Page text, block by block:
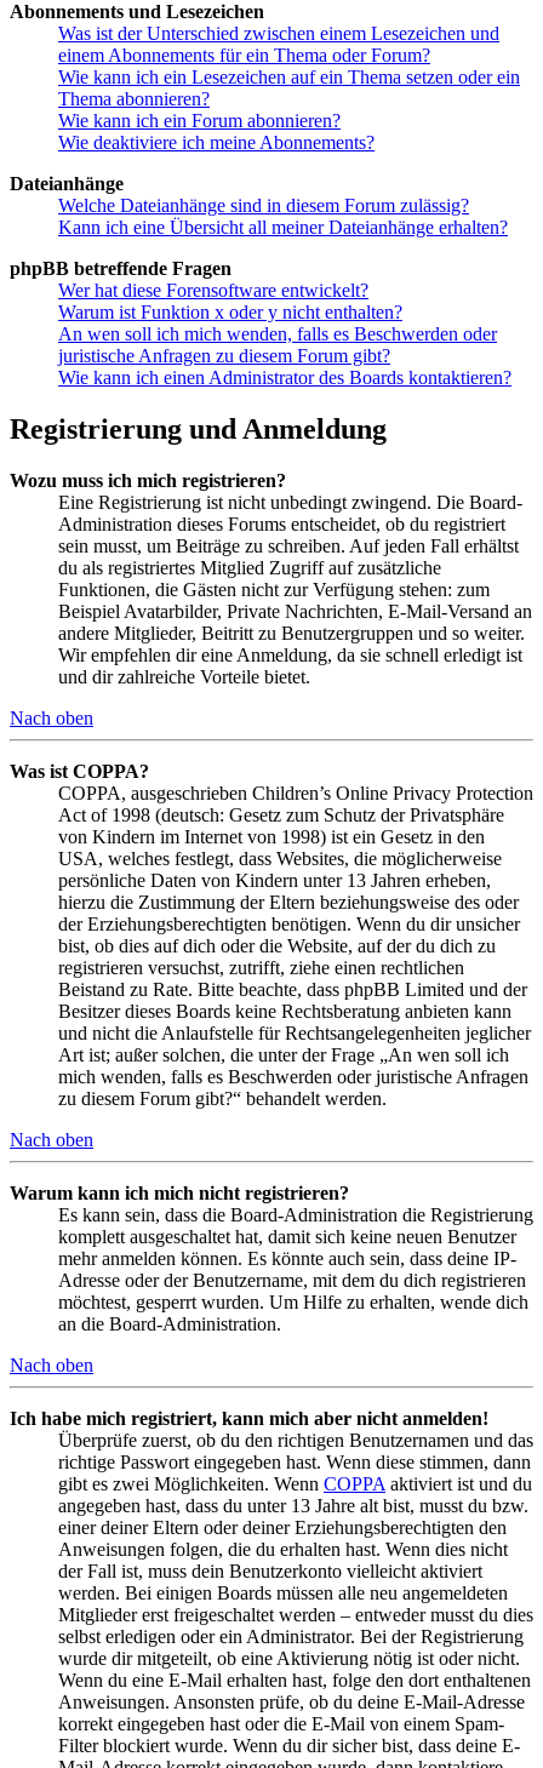
Abonnements und Lesezeichen
Was ist der Unterschied zwischen einem Lesezeichen und
einem Abonnements für ein Thema oder Forum?
Wie kann ich ein Lesezeichen auf ein Thema setzen oder ein
Thema abonnieren?
Wie kann ich ein Forum abonnieren?
Wie deaktiviere ich meine Abonnements?
Dateianhänge
Welche Dateianhänge sind in diesem Forum zulässig?
Kann ich eine Übersicht all meiner Dateianhänge erhalten?
phpBB betreffende Fragen
Wer hat diese Forensoftware entwickelt?
Warum ist Funktion x oder y nicht enthalten?
An wen soll ich mich wenden, falls es Beschwerden oder
juristische Anfragen zu diesem Forum gibt?
Wie kann ich einen Administrator des Boards kontaktieren?
Registrierung und Anmeldung
Wozu muss ich mich registrieren?
Eine Registrierung ist nicht unbedingt zwingend. Die Board-
Administration dieses Forums entscheidet, ob du registriert
sein musst, um Beiträge zu schreiben. Auf jeden Fall erhältst
du als registriertes Mitglied Zugriff auf zusätzliche
Funktionen, die Gästen nicht zur Verfügung stehen: zum
Beispiel Avatarbilder, Private Nachrichten, E-Mail-Versand an
andere Mitglieder, Beitritt zu Benutzergruppen und so weiter.
Wir empfehlen dir eine Anmeldung, da sie schnell erledigt ist
und dir zahlreiche Vorteile bietet.
Nach oben
Was ist COPPA?
COPPA, ausgeschrieben Children’s Online Privacy Protection
Act of 1998 (deutsch: Gesetz zum Schutz der Privatsphäre
von Kindern im Internet von 1998) ist ein Gesetz in den
USA, welches festlegt, dass Websites, die möglicherweise
persönliche Daten von Kindern unter 13 Jahren erheben,
hierzu die Zustimmung der Eltern beziehungsweise des oder
der Erziehungsberechtigten benötigen. Wenn du dir unsicher
bist, ob dies auf dich oder die Website, auf der du dich zu
registrieren versuchst, zutrifft, ziehe einen rechtlichen
Beistand zu Rate. Bitte beachte, dass phpBB Limited und der
Besitzer dieses Boards keine Rechtsberatung anbieten kann
und nicht die Anlaufstelle für Rechtsangelegenheiten jeglicher
Art ist; außer solchen, die unter der Frage „An wen soll ich
mich wenden, falls es Beschwerden oder juristische Anfragen
zu diesem Forum gibt?“ behandelt werden.
Nach oben
Warum kann ich mich nicht registrieren?
Es kann sein, dass die Board-Administration die Registrierung
komplett ausgeschaltet hat, damit sich keine neuen Benutzer
mehr anmelden können. Es könnte auch sein, dass deine IP-
Adresse oder der Benutzername, mit dem du dich registrieren
möchtest, gesperrt wurden. Um Hilfe zu erhalten, wende dich
an die Board-Administration.
Nach oben
Ich habe mich registriert, kann mich aber nicht anmelden!
Überprüfe zuerst, ob du den richtigen Benutzernamen und das
richtige Passwort eingegeben hast. Wenn diese stimmen, dann
gibt es zwei Möglichkeiten. Wenn COPPA aktiviert ist und du
angegeben hast, dass du unter 13 Jahre alt bist, musst du bzw.
einer deiner Eltern oder deiner Erziehungsberechtigten den
Anweisungen folgen, die du erhalten hast. Wenn dies nicht
der Fall ist, muss dein Benutzerkonto vielleicht aktiviert
werden. Bei einigen Boards müssen alle neu angemeldeten
Mitglieder erst freigeschaltet werden – entweder musst du dies
selbst erledigen oder ein Administrator. Bei der Registrierung
wurde dir mitgeteilt, ob eine Aktivierung nötig ist oder nicht.
Wenn du eine E-Mail erhalten hast, folge den dort enthaltenen
Anweisungen. Ansonsten prüfe, ob du deine E-Mail-Adresse
korrekt eingegeben hast oder die E-Mail von einem Spam-
Filter blockiert wurde. Wenn du dir sicher bist, dass deine E-